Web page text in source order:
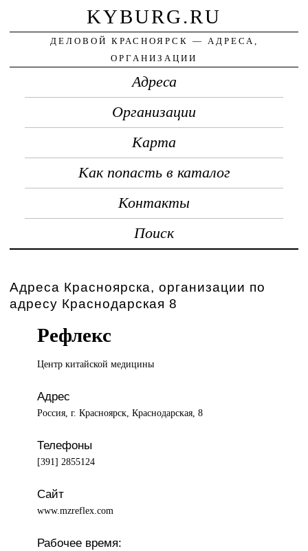
KYBURG.RU
ДЕЛОВОЙ КРАСНОЯРСК — АДРЕСА,
ОРГАНИЗАЦИИ
Адреса
Организации
Карта
Как попасть в каталог
Контакты
Поиск
Адреса Красноярска, организации по
адресу Краснодарская 8
Рефлекс
Центр китайскоймедицины
Адрес
Россия, г. Красноярск, Краснодарская, 8
Телефоны
[391] 2855124
Сайт
www.mzreflex.com
Рабочее время: